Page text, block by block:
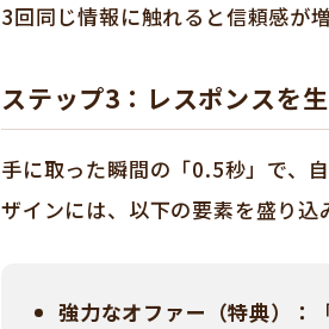
3回同じ情報に触れると信頼感が
ステップ3：レスポンスを
手に取った瞬間の「0.5秒」で、
ザインには、以下の要素を盛り込
強力なオファー（特典）：